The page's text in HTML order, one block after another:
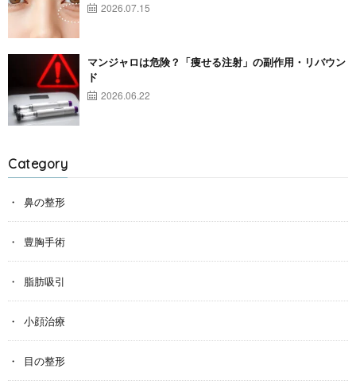
2026.07.15
マンジャロは危険？「痩せる注射」の副作用・リバウン
ド
2026.06.22
Category
鼻の整形
豊胸手術
脂肪吸引
小顔治療
目の整形